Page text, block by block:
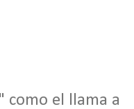
como el llama a